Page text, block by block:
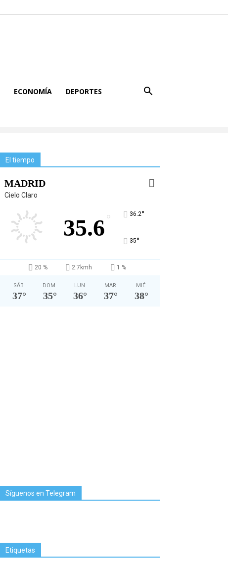
ECONOMÍA DEPORTES
El tiempo
MADRID
Cielo Claro
35.6 ° 36.2°
35°
20 % 2.7kmh 1 %
SÁB
37°
DOM
35°
LUN
36°
MAR
37°
MIÉ
38°
Síguenos en Telegram
Etiquetas